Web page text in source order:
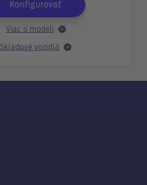
Konfigurovať
Viac o modeli
Skladové vozidlá